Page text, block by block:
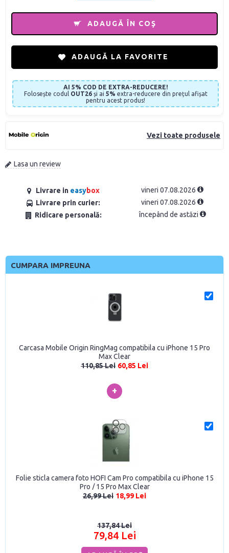
Vezi toate produsele
Lasa un review
Livrare in easybox
vineri 07.08.2026
Livrare prin curier:
vineri 07.08.2026
Ridicare personală:
începând de astăzi
ADAUGĂ ÎN COŞ
ADAUGĂ LA FAVORITE
AI 5% COD DE EXTRA-REDUCERE!
Folosește codul OUT26și ai 5% extra-reducere din prețul afișat
pentru acest produs!
CUMPARA IMPREUNA
Carcasa Mobile Origin RingMag compatibila cu iPhone 15 Pro
Max Clear
110,85 Lei 60,85 Lei
+
Folie sticla camera foto HOFI Cam Pro compatibila cu iPhone 15
Pro / 15 Pro Max Clear
26,99 Lei 18,99 Lei
137,84 Lei
79,84 Lei